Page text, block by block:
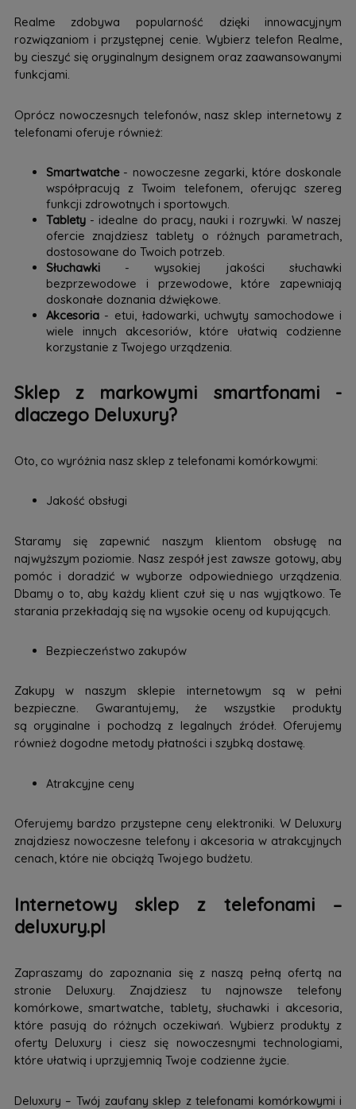
Realme zdobywa popularność dzięki innowacyjnym
rozwiązaniom i przystępnej cenie. Wybierz telefon Realme,
by cieszyć się oryginalnym designem oraz zaawansowanymi
funkcjami.
Oprócz nowoczesnych telefonów, nasz sklep internetowy z
telefonami oferuje również:
Smartwatche- nowoczesne zegarki, które doskonale
współpracują z Twoim telefonem, oferując szereg
funkcji zdrowotnych i sportowych.
Tablety- idealne do pracy, nauki i rozrywki. W naszej
ofercie znajdziesz tablety o różnych parametrach,
dostosowane do Twoich potrzeb.
Słuchawki- wysokiej jakości słuchawki
bezprzewodowe i przewodowe, które zapewniają
doskonałe doznania dźwiękowe.
Akcesoria- etui, ładowarki, uchwyty samochodowe i
wiele innych akcesoriów, które ułatwią codzienne
korzystanie z Twojego urządzenia.
Sklep z markowymi smartfonami -
dlaczego Deluxury?
Oto, co wyróżnia nasz sklep z telefonami komórkowymi:
Jakość obsługi
Staramy się zapewnić naszym klientom obsługę na
najwyższym poziomie. Nasz zespół jest zawsze gotowy, aby
pomóc i doradzić w wyborze odpowiedniego urządzenia.
Dbamy o to, aby każdy klient czuł się u nas wyjątkowo. Te
starania przekładają się na wysokie oceny od kupujących.
Bezpieczeństwo zakupów
Zakupy w naszym sklepie internetowym są w pełni
bezpieczne. Gwarantujemy, że wszystkie produkty
są oryginalne i pochodzą z legalnych źródeł. Oferujemy
również dogodne metody płatności i szybką dostawę.
Atrakcyjne ceny
Oferujemy bardzo przystepne ceny elektroniki. W Deluxury
znajdziesz nowoczesne telefony i akcesoria w atrakcyjnych
cenach, które nie obciążą Twojego budżetu.
Internetowy sklep z telefonami –
deluxury.pl
Zapraszamy do zapoznania się z naszą pełną ofertą na
stronie Deluxury. Znajdziesz tu najnowsze telefony
komórkowe, smartwatche, tablety, słuchawki i akcesoria,
które pasują do różnych oczekiwań. Wybierz produkty z
oferty Deluxury i ciesz się nowoczesnymi technologiami,
które ułatwią i uprzyjemnią Twoje codzienne życie.
Deluxury – Twój zaufany sklep z telefonami komórkowymi i